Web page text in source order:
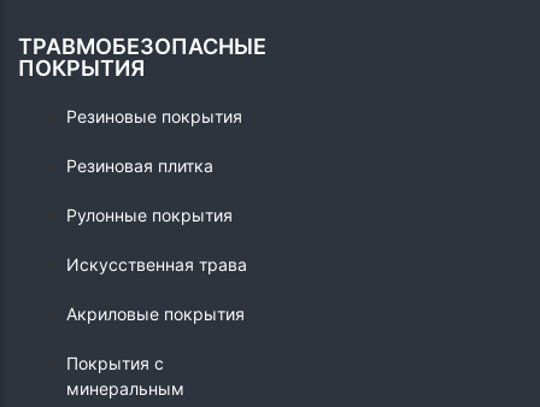
ТРАВМОБЕЗОПАСНЫЕ
ПОКРЫТИЯ
Резиновые покрытия
Резиновая плитка
Рулонные покрытия
Искусственная трава
Акриловые покрытия
Покрытия с
минеральным